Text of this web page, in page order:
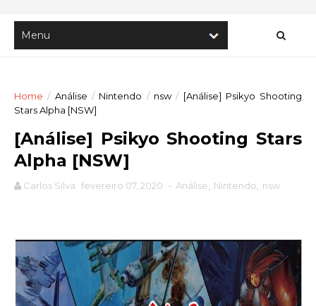
Home / Análise / Nintendo / nsw / [Análise] Psikyo Shooting
Stars Alpha [NSW]
[Análise] Psikyo Shooting Stars
Alpha [NSW]
Carlos Silva fevereiro 07, 2020 - Análise Nintendo nsw